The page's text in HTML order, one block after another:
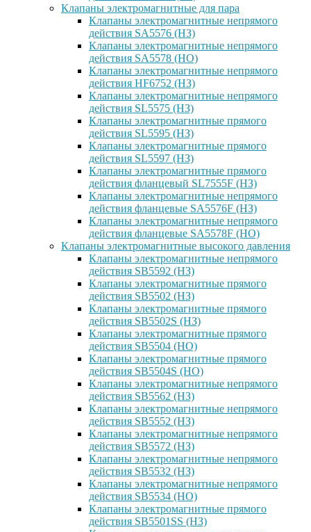
Клапаны электромагнитные для пара
Клапаны электромагнитные непрямого
действия SA5576 (НЗ)
Клапаны электромагнитные непрямого
действия SA5578 (НО)
Клапаны электромагнитные непрямого
действия HF6752 (НЗ)
Клапаны электромагнитные непрямого
действия SL5575 (НЗ)
Клапаны электромагнитные прямого
действия SL5595 (НЗ)
Клапаны электромагнитные прямого
действия SL5597 (НЗ)
Клапаны электромагнитные прямого
действия фланцевый SL7555F (НЗ)
Клапаны электромагнитные непрямого
действия фланцевые SA5576F (НЗ)
Клапаны электромагнитные непрямого
действия фланцевые SA5578F (НО)
Клапаны электромагнитные высокого давления
Клапаны электромагнитные непрямого
действия SB5592 (НЗ)
Клапаны электромагнитные прямого
действия SB5502 (НЗ)
Клапаны электромагнитные прямого
действия SB5502S (НЗ)
Клапаны электромагнитные прямого
действия SB5504 (НО)
Клапаны электромагнитные прямого
действия SB5504S (НО)
Клапаны электромагнитные непрямого
действия SB5562 (НЗ)
Клапаны электромагнитные непрямого
действия SB5552 (НЗ)
Клапаны электромагнитные непрямого
действия SB5572 (НЗ)
Клапаны электромагнитные непрямого
действия SB5532 (НЗ)
Клапаны электромагнитные непрямого
действия SB5534 (НО)
Клапаны электромагнитные прямого
действия SB5501SS (НЗ)